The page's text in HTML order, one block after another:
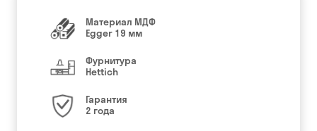
Материал МДФ
Egger 19 мм
Фурнитура
Hettich
Гарантия
2 года